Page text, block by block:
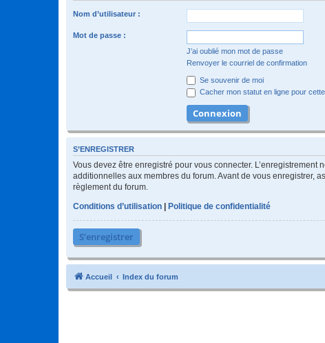
Nom d’utilisateur :
Mot de passe :
J’ai oublié mon mot de passe
Renvoyer le courriel de confirmation
Se souvenir de moi
Cacher mon statut en ligne pour
S’ENREGISTRER
Vous devez être enregistré pour vous connecter.
additionnelles aux membres du forum. Avant de vous enregistrer,
règlement du forum.
Conditions d’utilisation
Politique de confidentialité
S’enregistrer
Accueil Index du forum